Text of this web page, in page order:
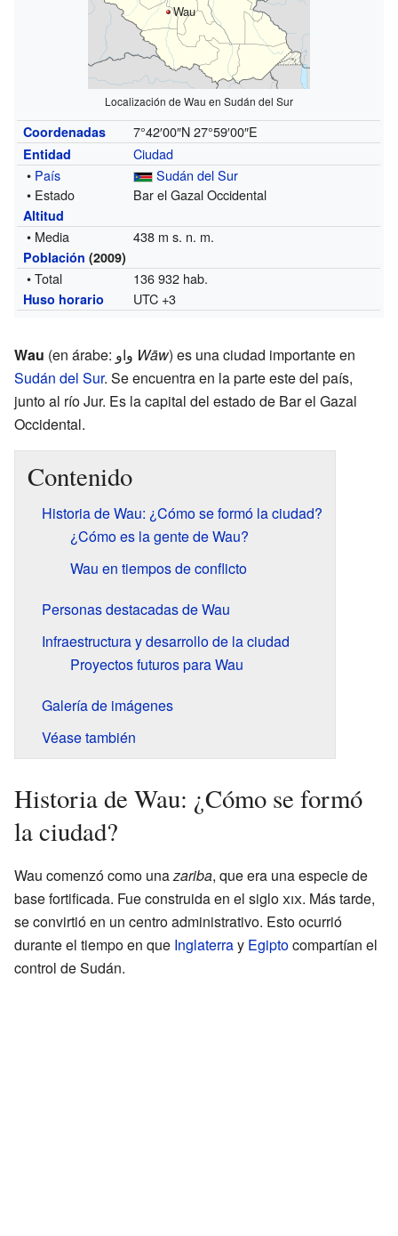
Wau
Localización de Wau en Sudán del Sur
Coordenadas 7°42′00″N 27°59′00″E
Entidad
Ciudad
• País
Sudán del Sur
• Estado
Bar el Gazal Occidental
Altitud
• Media 438 m s. n. m.
Población (2009)
• Total 136 932 hab.
Huso horario UTC +3
Wau Wāw) es una ciudad importante en
Sudán del Sur. Se encuentra en la parte este del país,
junto al río Jur. Es la capital del estado de Bar el Gazal
Occidental.
Contenido
Historia de Wau: ¿Cómo se formó la ciudad?
¿Cómo es la gente de Wau?
Wau en tiempos de conflicto
Personas destacadas de Wau
Infraestructura y desarrollo de la ciudad
Proyectos futuros para Wau
Galería de imágenes
Véase también
Historia de Wau: ¿Cómo se formó
la ciudad?
Wau comenzó como unazariba, que era una especie de
base fortificada. Fue construida en el sigloxix. Más tarde,
se convirtió en un centro administrativo. Esto ocurrió
durante el tiempo en que Inglaterray Egiptocompartían el
control de Sudán.